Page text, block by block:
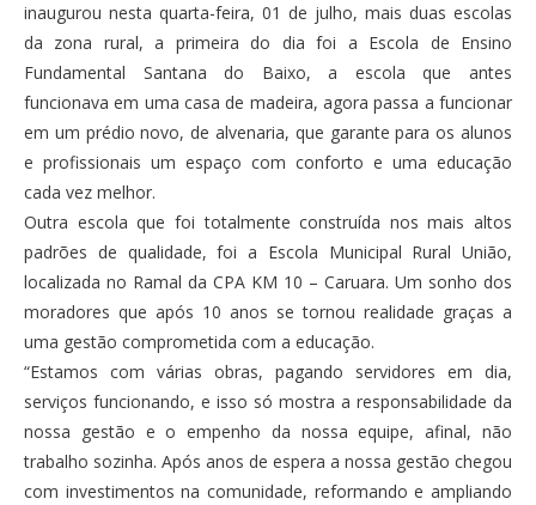
inaugurou nesta quarta-feira, 01 de julho, mais duas escolas
da zona rural, a primeira do dia foi a Escola de Ensino
Fundamental Santana do Baixo, a escola que antes
funcionava em uma casa de madeira, agora passa a funcionar
em um prédio novo, de alvenaria, que garante para os alunos
e profissionais um espaço com conforto e uma educação
cada vez melhor.
Outra escola que foi totalmente construída nos mais altos
padrões de qualidade, foi a Escola Municipal Rural União,
localizada no Ramal da CPA KM 10 – Caruara. Um sonho dos
moradores que após 10 anos se tornou realidade graças a
uma gestão comprometida com a educação.
“Estamos com várias obras, pagando servidores em dia,
serviços funcionando, e isso só mostra a responsabilidade da
nossa gestão e o empenho da nossa equipe, afinal, não
trabalho sozinha. Após anos de espera a nossa gestão chegou
com investimentos na comunidade, reformando e ampliando